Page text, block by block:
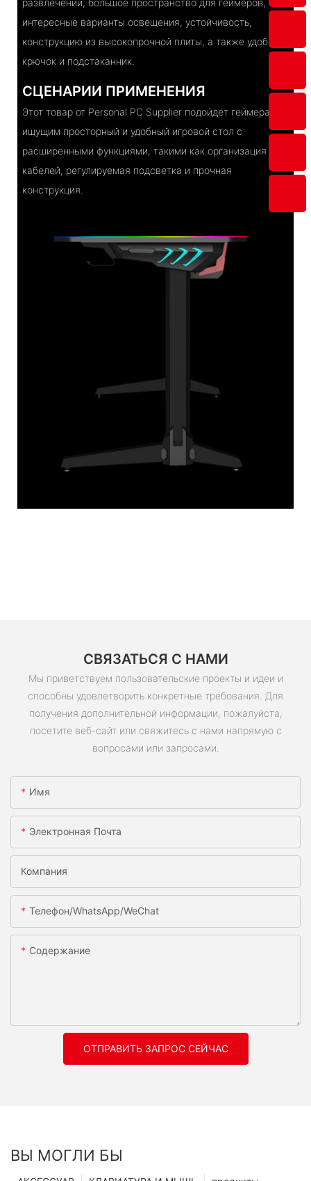
развлечений, большое пространство для геймеров,
интересные варианты освещения, устойчивость,
конструкцию из высокопрочной плиты, а также удобный
крючок и подстаканник.
СЦЕНАРИИ ПРИМЕНЕНИЯ
Этот товар от Personal PC Supplier подойдет геймерам,
ищущим просторный и удобный игровой стол с
расширенными функциями, такими как организация
кабелей, регулируемая подсветка и прочная
конструкция.
СВЯЗАТЬСЯ С НАМИ
Мы приветствуем пользовательские проекты и идеи и
способны удовлетворить конкретные требования. Для
получения дополнительной информации, пожалуйста,
посетите веб-сайт или свяжитесь с нами напрямую с
вопросами или запросами.
Имя
Электронная Почта
Компания
Телефон/WhatsApp/WeChat
Содержание
ОТПРАВИТЬ ЗАПРОС СЕЙЧАС
ВЫ МОГЛИ БЫ